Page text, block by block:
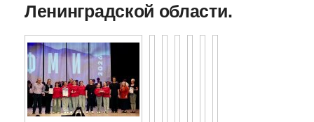
Ленинградской области.